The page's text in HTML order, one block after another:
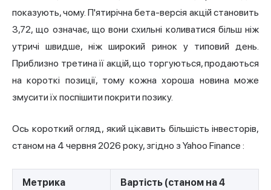
показують, чому. П'ятирічна бета-версія акцій становить
3,72, що означає, що вони схильні коливатися більш ніж
утричі швидше, ніж широкий ринок у типовий день.
Приблизно третина її акцій, що торгуються, продаються
на короткі позиції, тому кожна хороша новина може
змусити їх поспішити покрити позику.
Ось короткий огляд, який цікавить більшість інвесторів,
станом на 4 червня 2026 року, згідно з Yahoo Finance :
Метрика Вартість (станом на 4